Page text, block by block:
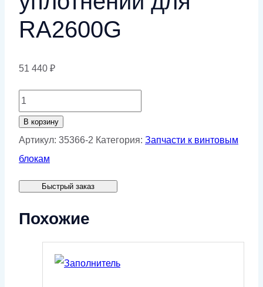
RA2600G
51 440 ₽
Количество
товара
Сальник
армированный
уплотнений
для
В корзину
Артикул: 35366-2 Категория: Запчасти к винтовым
блокам
Быстрый заказ
Похожие